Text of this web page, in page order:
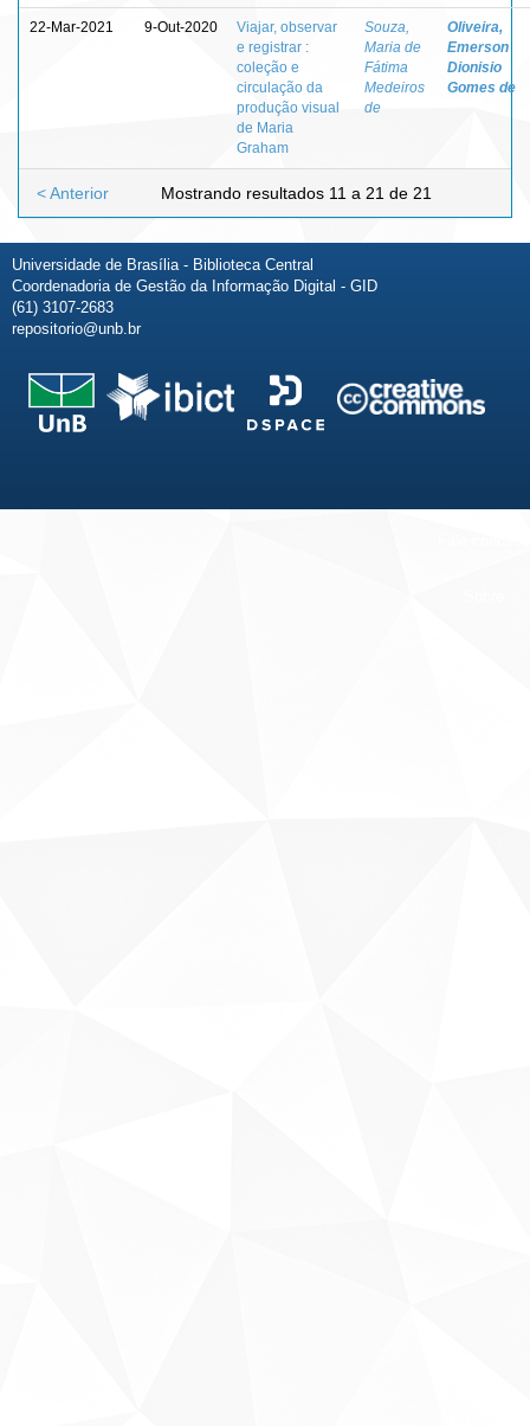
22-Mar-2021 9-Out-2020
Viajar, observar
e registrar :
coleção e
circulação da
produção visual
de Maria
Graham
Souza,
Maria de
Fátima
Medeiros
de
Oliveira,
Emerson
Dionisio
Gomes de
Mostrando resultados 11 a 21 de 21
< Anterior
Universidade de Brasília - Biblioteca Central
Coordenadoria de Gestão da Informação Digital - GID
(61) 3107-2683
repositorio@unb.br